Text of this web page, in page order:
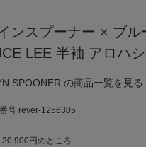
ンスプーナー × ブル
LEE 半袖 アロハ
SPOONER の商品一覧を見る
号 reyer-1256305
20,900 のところ